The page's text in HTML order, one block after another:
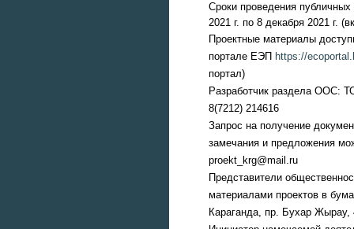
Сроки проведения
2021 г. по 8 декабря 2021 г.
Проектные материалы
портале ЕЭП https://
портал)
Разработчик раздела ООС:
8(7212) 214616
Запрос на получение
замечания и предложения
proekt krg@mail.ru
Представители
материалами проектов в
Караганда, пр. Бухар Жырау,